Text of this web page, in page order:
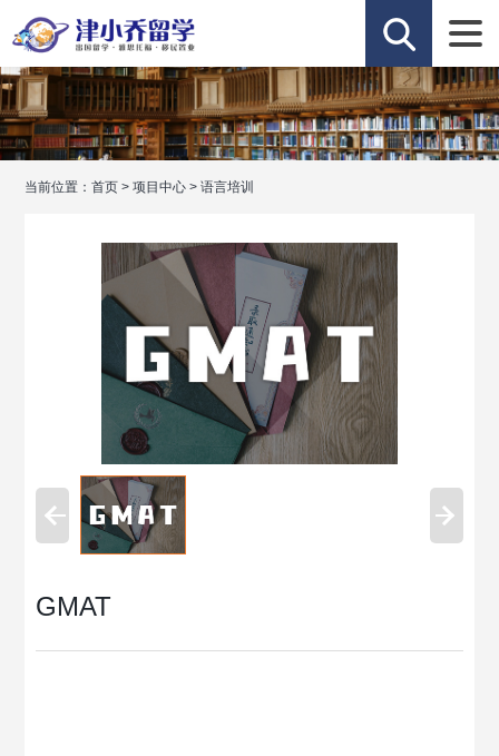
当前位置：首页 >项目中心 >语言培训
GMAT